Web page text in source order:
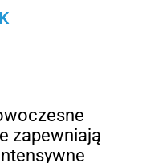
zapewniają